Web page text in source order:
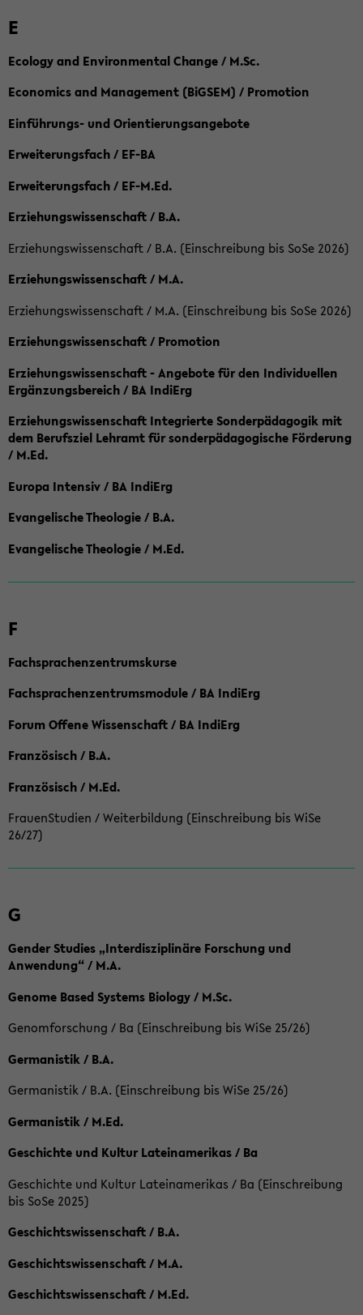
E
Ecology and Environmental Change / M.Sc.
Economics and Management (BiGSEM) / Promotion
Einführungs- und Orientierungsangebote
Erweiterungsfach / EF-BA
Erweiterungsfach / EF-M.Ed.
Erziehungswissenschaft / B.A.
Erziehungswissenschaft / B.A. (Einschreibung bis SoSe 2026)
Erziehungswissenschaft / M.A.
Erziehungswissenschaft / M.A. (Einschreibung bis SoSe 2026)
Erziehungswissenschaft / Promotion
Erziehungswissenschaft - Angebote für den Individuellen
Ergänzungsbereich / BA IndiErg
Erziehungswissenschaft Integrierte Sonderpädagogik mit
dem Berufsziel Lehramt für sonderpädagogische Förderung
/ M.Ed.
Europa Intensiv / BA IndiErg
Evangelische Theologie / B.A.
Evangelische Theologie / M.Ed.
F
Fachsprachenzentrumskurse
Fachsprachenzentrumsmodule / BA IndiErg
Forum Offene Wissenschaft / BA IndiErg
Französisch / B.A.
Französisch / M.Ed.
FrauenStudien / Weiterbildung (Einschreibung bis WiSe
26/27)
G
Gender Studies „Interdisziplinäre Forschung und
Anwendung“ / M.A.
Genome Based Systems Biology / M.Sc.
Genomforschung / Ba (Einschreibung bis WiSe 25/26)
Germanistik / B.A.
Germanistik / B.A. (Einschreibung bis WiSe 25/26)
Germanistik / M.Ed.
Geschichte und Kultur Lateinamerikas / Ba
Geschichte und Kultur Lateinamerikas / Ba (Einschreibung
bis SoSe 2025)
Geschichtswissenschaft / B.A.
Geschichtswissenschaft / M.A.
Geschichtswissenschaft / M.Ed.